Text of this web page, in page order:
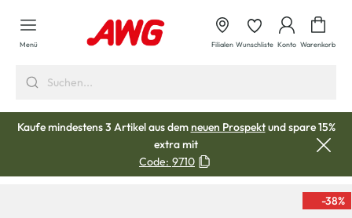
springen
Menü Filialen Wunschliste Konto Warenkorb
Kaufe mindestens 3 Artikel aus demneuen Prospektund spare 15%
extra mit
Code: 9710
-38%